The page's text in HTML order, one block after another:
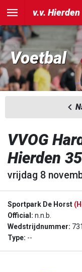
v.v. Hierden
Voetbal
VVOG
Hierden
vrijdag 8
Sportpark De Horst
Official: n.n.b.
Wedstrijdnummer:
Type: --